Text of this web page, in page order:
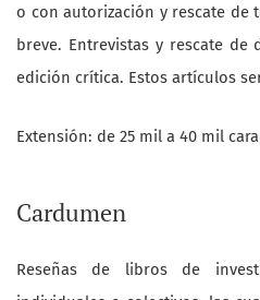
o con autorización y rescate de
breve. Entrevistas y rescate
edición crítica. Estos artículos
Extensión: de 25 mil a 40 mil
Cardumen
Reseñas de libros de